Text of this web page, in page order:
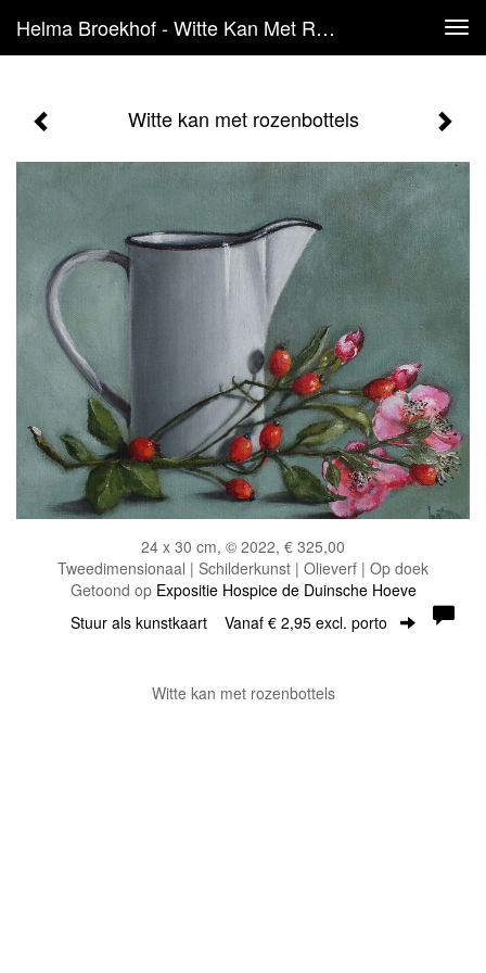
Helma Broekhof - Witte Kan Met Rozenbottels
Witte kan met rozenbottels
24 x 30 cm, © 2022, € 325,00
Tweedimensionaal | Schilderkunst | Olieverf | Op doek
Getoond op Expositie Hospice de Duinsche Hoeve
Stuur als kunstkaart Vanaf € 2,95 excl. porto
Witte kan met rozenbottels